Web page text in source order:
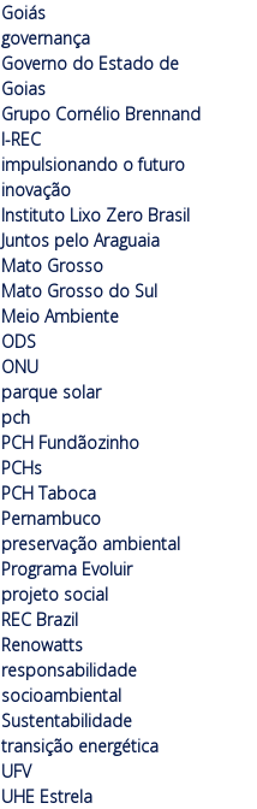
Goiás
governança
Governo do Estado de
Goias
Grupo Cornélio Brennand
I-REC
impulsionando o futuro
inovação
Instituto Lixo Zero Brasil
Juntos pelo Araguaia
Mato Grosso
Mato Grosso do Sul
Meio Ambiente
ODS
ONU
parque solar
pch
PCH Fundãozinho
PCHs
PCH Taboca
Pernambuco
preservação ambiental
Programa Evoluir
projeto social
REC Brazil
Renowatts
responsabilidade
socioambiental
Sustentabilidade
transição energética
UFV
UHE Estrela